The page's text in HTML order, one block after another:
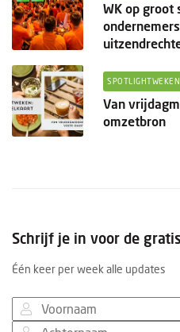
WK op groot
Van
omzetbron
Schrijf je in voor de
Één keer per week alle updates